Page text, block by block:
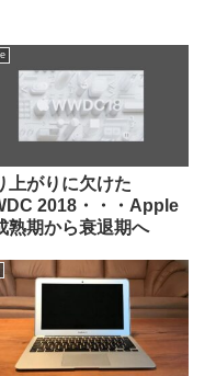
上がりに欠けた
2018・・・Apple
熟期から衰退期へ